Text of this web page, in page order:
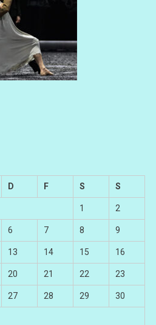
D F S S
1 2
6 7 8 9
13 14 15 16
20 21 22 23
27 28 29 30